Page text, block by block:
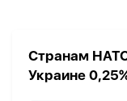
Странам
Украине